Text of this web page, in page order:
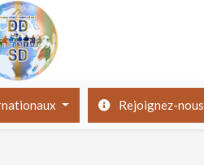
Rejoignez-nous